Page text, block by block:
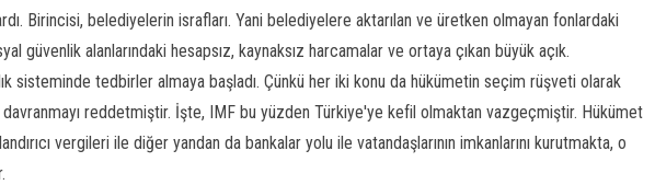
Birincisi, belediyelerin israfları. Yani belediyelere aktarılan ve üretken olmayan fonlardaki
güvenlik alanlarındaki hesapsız, kaynaksız harcamalar ve ortaya çıkan büyük açık.
sisteminde tedbirler almaya başladı. Çünkü her iki konu da hükümetin seçim rüşveti olarak
davranmayı reddetmiştir. İşte, IMF bu yüzden Türkiye'ye kefil olmaktan vazgeçmiştir. Hükümet
vergileri ile diğer yandan da bankalar yolu ile vatandaşlarının imkanlarını kurutmakta, o